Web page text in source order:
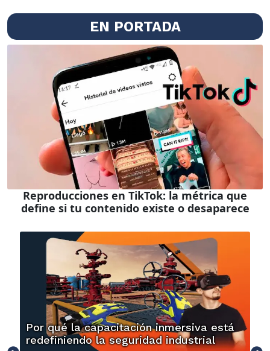
EN PORTADA
Reproducciones en TikTok: la métrica que
define si tu contenido existe o desaparece
Por qué la capacitación inmersiva está
redefiniendo la seguridad industrial